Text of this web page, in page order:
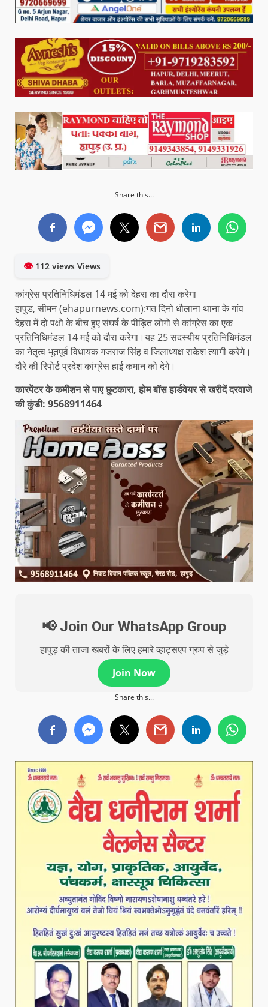
Share this...
👁112 views Views
कांग्रेस प्रतिनिधिमंडल 14 मई को देहरा का दौरा करेगा
हापुड, सीमन (ehapurnews.com):गत दिनो धौलाना थाना के गांव
देहरा में दो पक्षो के बीच हुए संघर्ष के पीड़ित लोगो से कांग्रेस का एक
प्रतिनिधिमंडल 14 मई को दौरा करेगा।यह 25 सदस्यीय प्रतिनिधिमंडल
का नेतृत्व भूतपूर्व विधायक गजराज सिंह व जिलाध्यक्ष राकेश त्यागी करेगे।
दौरे की रिपोर्ट प्रदेश कांग्रेस हाई कमान को देगे।
कारपेंटर के कमीशन से पाए छुटकारा, होम बॉस हार्डवेयर से खरीदें दरवाजे
की कुंडी: 9568911464
📢 Join Our WhatsApp Group
हापुड़ की ताजा खबरों के लिए हमारे व्हाट्सएप ग्रुप से जुड़े
Join Now
Share this...